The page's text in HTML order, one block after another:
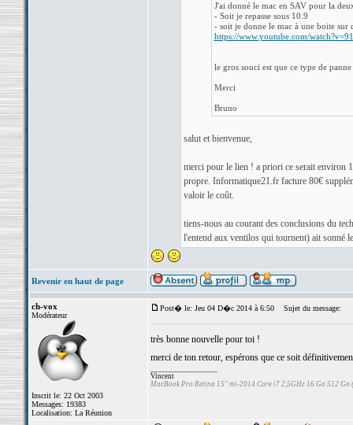
J'ai donné le mac en SAV pour la
- Soit je repasse sous 10.9
- soit je donne le mac à une boite
https://www.youtube.com/
le gros souci est que ce type de
Merci
Bruno
salut et bienvenue,
merci pour le lien ! a priori ce serait environ
propre. Informatique21.fr facture 80€
valoir le coût.
tiens-nous au courant des conclusions du
l'entend aux ventilos qui tournent) ait sonné
Revenir en haut de page
ch-vox
Modérateur
Inscrit le: 22 Oct 2003
Messages: 19383
Localisation: La Réunion
Post� le: Jeu 04 D�c 2014 à 6:50 Sujet du message:
très bonne nouvelle pour toi !
merci de ton retour, espérons que ce soit
Vincent
MacBook Pro Retina 15" mi-2014 Core i7 2,5GHz 16 Go 512 Go